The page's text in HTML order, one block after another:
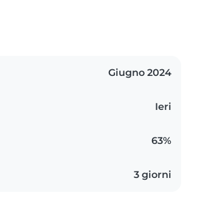
Giugno 2024
Ieri
63%
3 giorni